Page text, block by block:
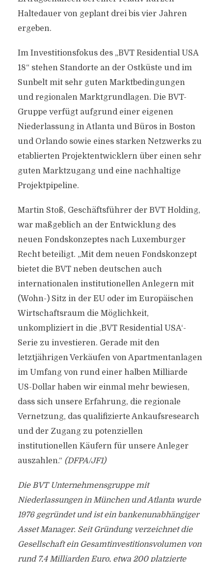
Haltedauer von geplant drei bis vier Jahren
ergeben.
Im Investitionsfokus des „BVT Residential USA
18“ stehen Standorte an der Ostküste und im
Sunbelt mit sehr guten Marktbedingungen
und regionalen Marktgrundlagen. Die BVT-
Gruppe verfügt aufgrund einer eigenen
Niederlassung in Atlanta und Büros in Boston
und Orlando sowie eines starken Netzwerks zu
etablierten Projektentwicklern über einen sehr
guten Marktzugang und eine nachhaltige
Projektpipeline.
Martin Stoß, Geschäftsführer der BVT Holding,
war maßgeblich an der Entwicklung des
neuen Fondskonzeptes nach Luxemburger
Recht beteiligt. „Mit dem neuen Fondskonzept
bietet die BVT neben deutschen auch
internationalen institutionellen Anlegern mit
(Wohn-) Sitz in der EU oder im Europäischen
Wirtschaftsraum die Möglichkeit,
unkompliziert in die ,BVT Residential USA‘-
Serie zu investieren. Gerade mit den
letztjährigen Verkäufen von Apartmentanlagen
im Umfang von rund einer halben Milliarde
US-Dollar haben wir einmal mehr bewiesen,
dass sich unsere Erfahrung, die regionale
Vernetzung, das qualifizierte Ankaufsresearch
und der Zugang zu potenziellen
institutionellen Käufern für unsere Anleger
auszahlen.“ (DFPA/JF1)
Die BVT Unternehmensgruppe mit
Niederlassungen in München und Atlanta wurde
1976 gegründet und ist ein bankenunabhängiger
Asset Manager. Seit Gründung verzeichnet die
Gesellschaft ein Gesamtinvestitionsvolumen von
rund 7,4 Milliarden Euro, etwa 200 platzierte